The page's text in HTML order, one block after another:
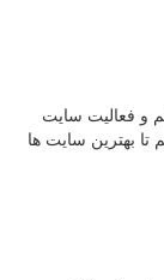
و فعالیت سایت
بهترین سایت ها